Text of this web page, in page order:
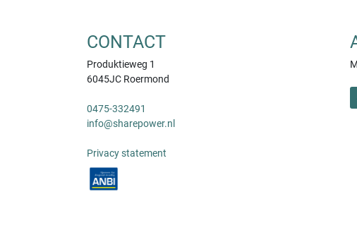
CONTACT
Produktieweg 1
6045JC Roermond
0475-332491
info@sharepower.nl
Privacy statement